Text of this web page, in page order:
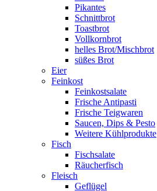
Pikantes
Schnittbrot
Toastbrot
Vollkornbrot
helles Brot/Mischbrot
süßes Brot
Eier
Feinkost
Feinkostsalate
Frische Antipasti
Frische Teigwaren
Saucen, Dips & Pesto
Weitere Kühlprodukte
Fisch
Fischsalate
Räucherfisch
Fleisch
Geflügel